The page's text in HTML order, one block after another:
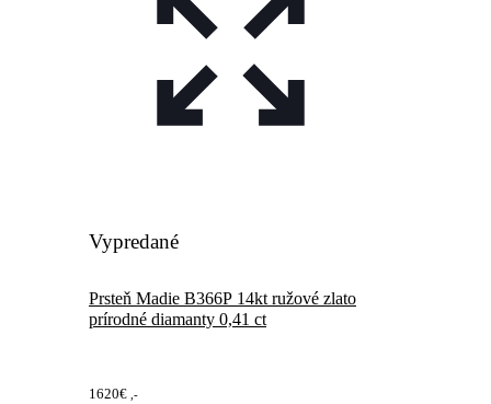
Vypredané
Prsteň Madie B366P 14kt ružové zlato
prírodné diamanty 0,41 ct
1620€ ,-